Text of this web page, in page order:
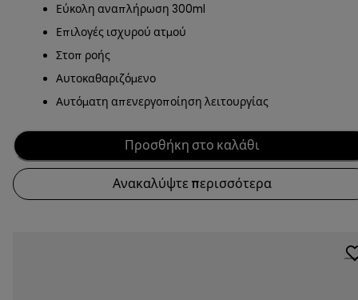
Εύκολη αναπλήρωση 300ml
Επιλογές ισχυρού ατμού
Στοπ ροής
Αυτοκαθαριζόμενο
Αυτόματη απενεργοποίηση λειτουργίας
Προσθήκη στο καλάθι
Ανακαλύψτε περισσότερα